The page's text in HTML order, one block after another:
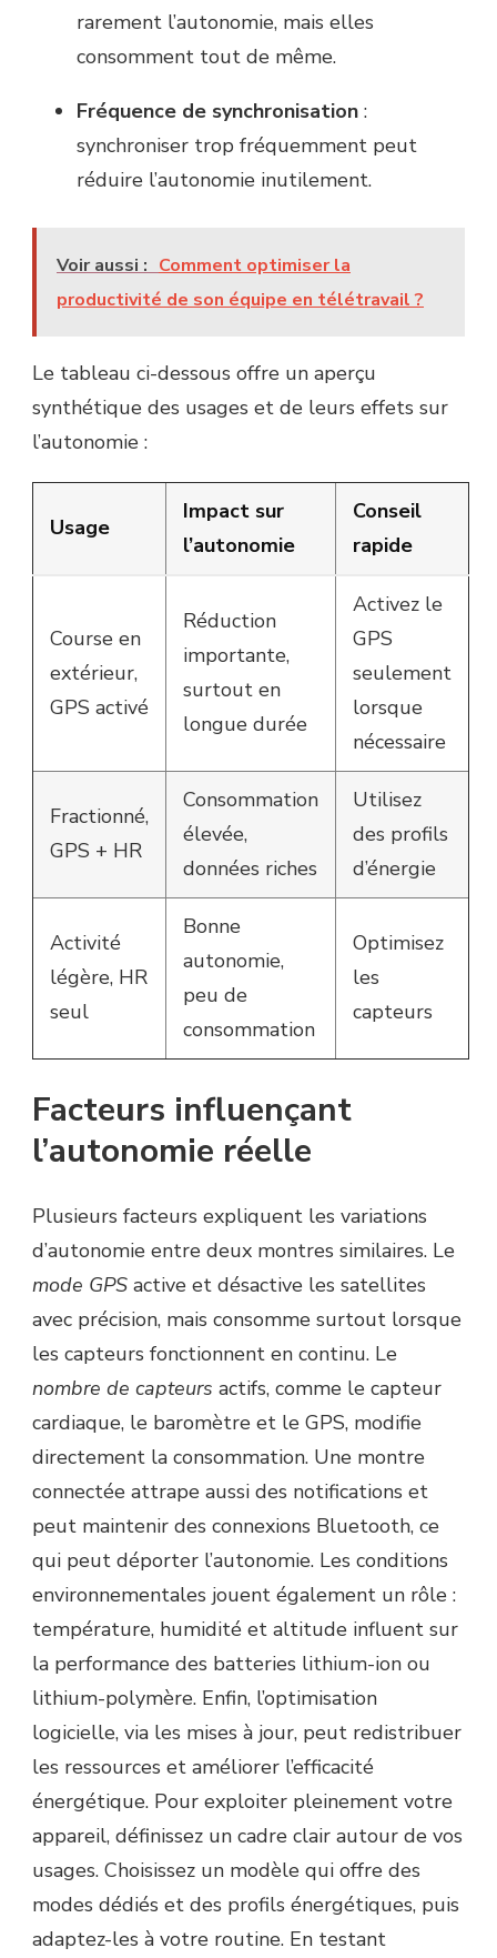
rarement l’autonomie, mais elles
consomment tout de même.
Fréquence de synchronisation :
synchroniser trop fréquemment peut
réduire l’autonomie inutilement.
Voir aussi : Comment optimiser la
productivité de son équipe en télétravail ?
Le tableau ci-dessous offre un aperçu
synthétique des usages et de leurs effets sur
l’autonomie :
Usage
Impact sur
l’autonomie
Conseil
rapide
Course en
extérieur,
GPS activé
Réduction
importante,
surtout en
longue durée
Activez le
GPS
seulement
lorsque
nécessaire
Fractionné,
GPS + HR
Consommation
élevée,
données riches
Utilisez
des profils
d’énergie
Activité
légère, HR
seul
Bonne
autonomie,
peu de
consommation
Optimisez
les
capteurs
Facteurs influençant
l’autonomie réelle
Plusieurs facteurs expliquent les variations
d’autonomie entre deux montres similaires. Le
mode GPS active et désactive les satellites
avec précision, mais consomme surtout lorsque
les capteurs fonctionnent en continu. Le
nombre de capteurs actifs, comme le capteur
cardiaque, le baromètre et le GPS, modifie
directement la consommation. Une montre
connectée attrape aussi des notifications et
peut maintenir des connexions Bluetooth, ce
qui peut déporter l’autonomie. Les conditions
environnementales jouent également un rôle :
température, humidité et altitude influent sur
la performance des batteries lithium-ion ou
lithium-polymère. Enfin, l’optimisation
logicielle, via les mises à jour, peut redistribuer
les ressources et améliorer l’efficacité
énergétique. Pour exploiter pleinement votre
appareil, définissez un cadre clair autour de vos
usages. Choisissez un modèle qui offre des
modes dédiés et des profils énergétiques, puis
adaptez-les à votre routine. En testant